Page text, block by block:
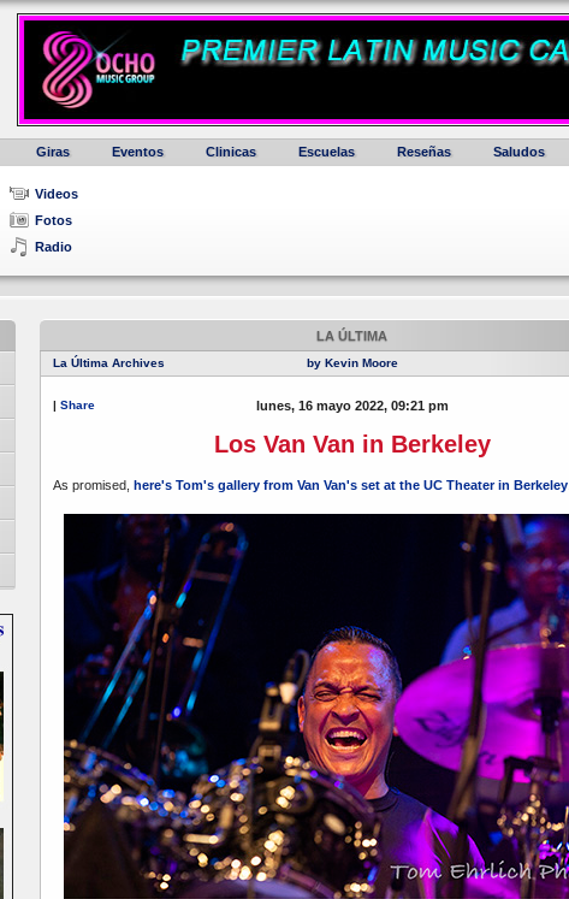
Giras Eventos Clinicas Escuelas Reseñas Saludos
Videos
Fotos
Radio
LA ÚLTIMA
La Última Archives by Kevin Moore
| Share lunes, 16 mayo 2022, 09:21 pm
Los Van Van in Berkeley
As promised, here's Tom's gallery from Van Van's set at the UC Theater in Berkeley.